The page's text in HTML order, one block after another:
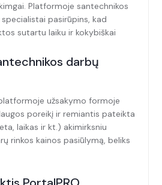
Platformoje santechnikos
pasirūpins, kad
sutartu laiku ir kokybiškai
darbų
užsakymo formoje
poreikį ir remiantis pateikta
laikas ir kt.) akimirksniu
rinkos kainos pasiūlymą, beliks